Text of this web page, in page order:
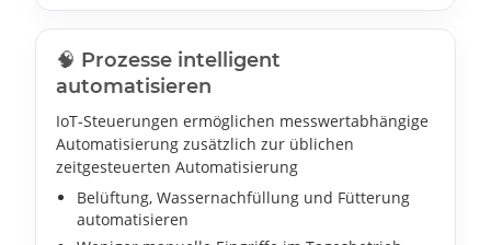
🧠 Prozesse intelligent
automatisieren
IoT-Steuerungen ermöglichen messwertabhängige
Automatisierung zusätzlich zur üblichen
zeitgesteuerten Automatisierung
Belüftung, Wassernachfüllung und Fütterung
automatisieren